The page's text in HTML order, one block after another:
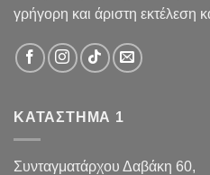
γρήγορη και άριστη εκτέλεση
ΚΑΤΑΣΤΗΜΑ 1
Συνταγματάρχου Δαβάκη 60,